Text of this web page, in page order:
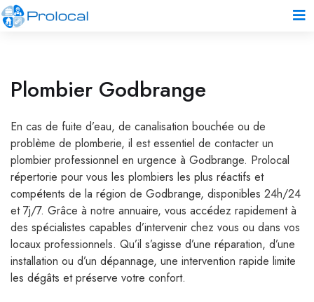
Plombier Godbrange
En cas de fuite d’eau, de canalisation bouchée ou de
problème de plomberie, il est essentiel de contacter un
plombier professionnel en urgence à Godbrange. Prolocal
répertorie pour vous les plombiers les plus réactifs et
compétents de la région de Godbrange, disponibles 24h/24
et 7j/7. Grâce à notre annuaire, vous accédez rapidement à
des spécialistes capables d’intervenir chez vous ou dans vos
locaux professionnels. Qu’il s’agisse d’une réparation, d’une
installation ou d’un dépannage, une intervention rapide limite
les dégâts et préserve votre confort.